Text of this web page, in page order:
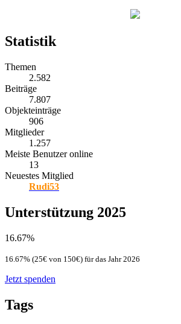
Statistik
Themen
2.582
Beiträge
7.807
Objekteinträge
906
Mitglieder
1.257
Meiste Benutzer online
13
Neuestes Mitglied
Rudi53
Unterstützung 2025
16.67%
16.67% (25€ von 150€) für das Jahr 2026
Jetzt spenden
Tags